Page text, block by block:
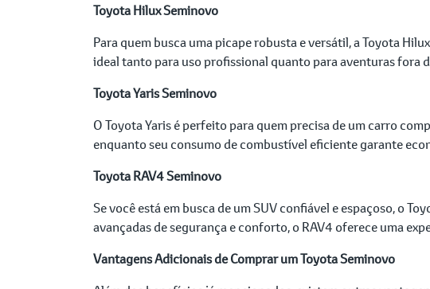
Toyota Hilux Seminovo
Para quem busca uma picape robusta e versátil, a Toyota
ideal tanto para uso profissional quanto para aventuras fora
Toyota Yaris Seminovo
O Toyota Yaris é perfeito para quem precisa de um carro
enquanto seu consumo de combustível eficiente garante
Toyota RAV4 Seminovo
Se você está em busca de um SUV confiável e espaçoso, o
avançadas de segurança e conforto, o RAV4 oferece uma
Vantagens Adicionais de Comprar um Toyota Seminovo